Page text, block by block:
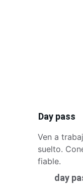
Ven a
suelto.
fiable.
Day pass
day